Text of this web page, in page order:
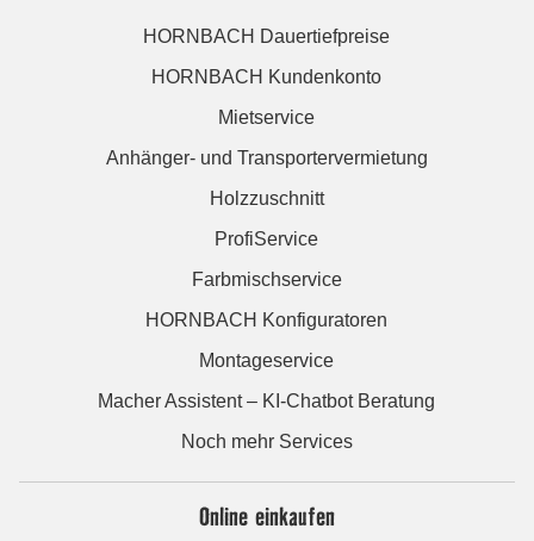
HORNBACH Dauertiefpreise
HORNBACH Kundenkonto
Mietservice
Anhänger- und Transportervermietung
Holzzuschnitt
ProfiService
Farbmischservice
HORNBACH Konfiguratoren
Montageservice
Macher Assistent – KI-Chatbot Beratung
Noch mehr Services
Online einkaufen